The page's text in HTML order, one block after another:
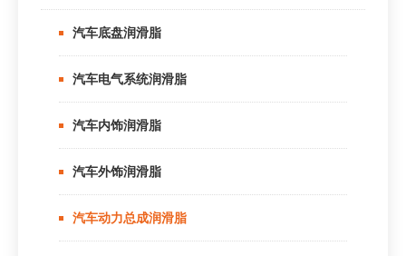
汽车底盘润滑脂
汽车电气系统润滑脂
汽车内饰润滑脂
汽车外饰润滑脂
汽车动力总成润滑脂